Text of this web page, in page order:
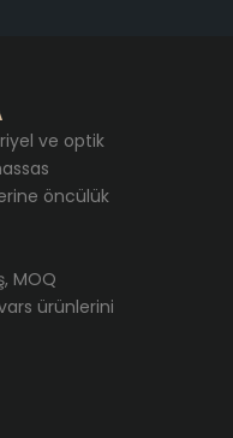
ve optik
öncülük
MOQ
ürünlerini